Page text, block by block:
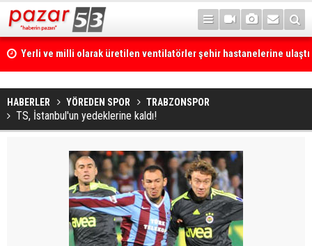
Yerli ve milli olarak üretilen ventilatörler şehir hastanelerine ulaştı
HABERLER YÖREDEN SPOR TRABZONSPOR
TS, İstanbul'un yedeklerine kaldı!